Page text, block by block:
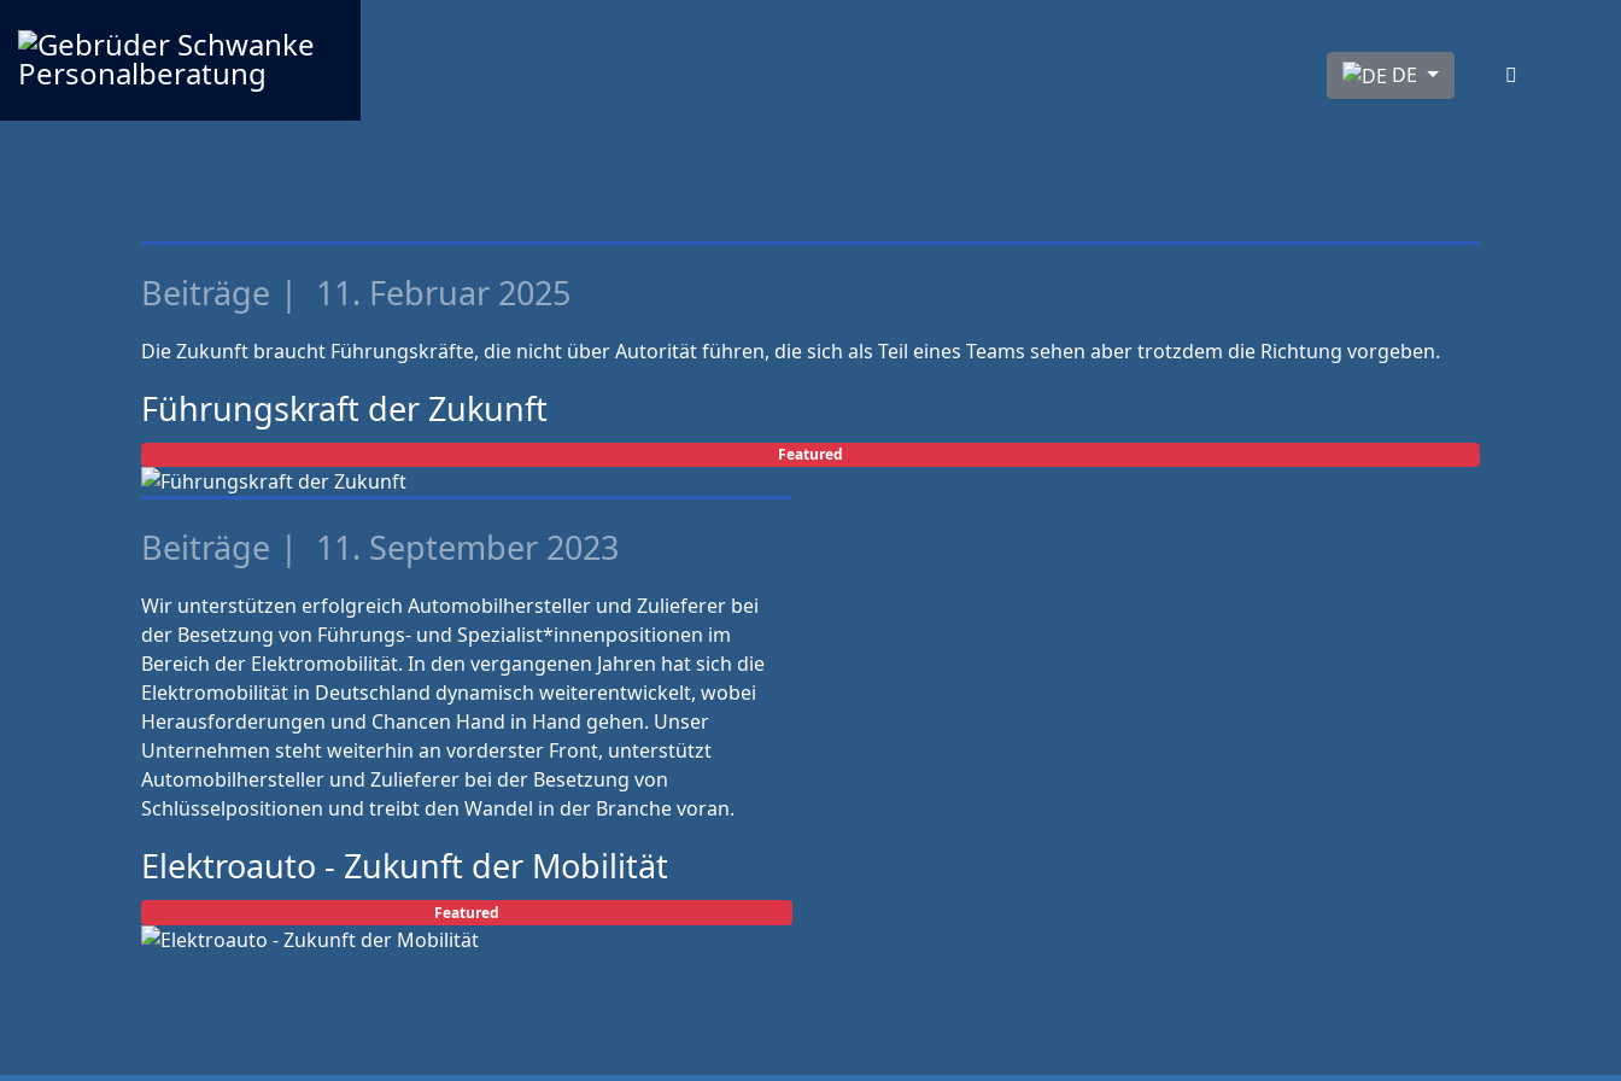
Sprache auswählen
DE
Featured
Führungskraft der Zukunft
Beiträge 11. Februar 2025
Die Zukunft braucht Führungskräfte, die nicht über Autorität führen, die sich als Teil eines Teams sehen aber trotzdem die Richtung vorgeben.
Featured
Elektroauto - Zukunft der Mobilität
Beiträge 11. September 2023
Wir unterstützen erfolgreich Automobilhersteller und Zulieferer bei
der Besetzung von Führungs- und Spezialist*innenpositionen im
Bereich der Elektromobilität. In den vergangenen Jahren hat sich die
Elektromobilität in Deutschland dynamisch weiterentwickelt, wobei
Herausforderungen und Chancen Hand in Hand gehen. Unser
Unternehmen steht weiterhin an vorderster Front, unterstützt
Automobilhersteller und Zulieferer bei der Besetzung von
Schlüsselpositionen und treibt den Wandel in der Branche voran.